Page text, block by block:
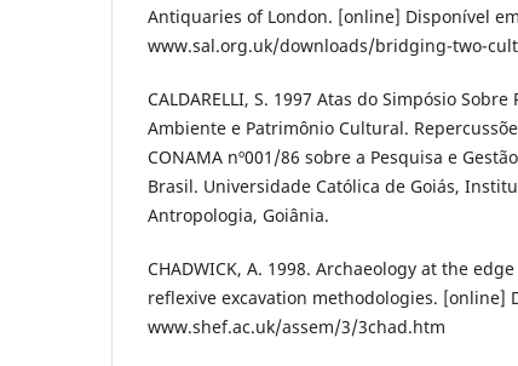
Antiquaries of London. [online] Disponível
www.sal.org.uk/downloads/bridging-two-
CALDARELLI, S. 1997 Atas do Simpósio
Ambiente e Patrimônio Cultural.
CONAMA nº001/86 sobre a Pesquisa e
Brasil. Universidade Católica de Goiás,
Antropologia, Goiânia.
CHADWICK, A. 1998. Archaeology at the
reflexive excavation methodologies. [online]
www.shef.ac.uk/assem/3/3chad.htm